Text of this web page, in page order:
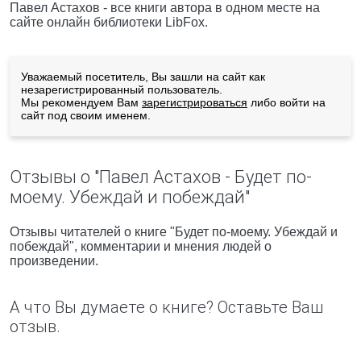
Павел Астахов - все книги автора в одном месте на
сайте онлайн библиотеки LibFox.
Уважаемый посетитель, Вы зашли на сайт как
незарегистрированный пользователь.
Мы рекомендуем Вам зарегистрироваться либо войти на
сайт под своим именем.
Отзывы о "Павел Астахов - Будет по-
моему. Убеждай и побеждай"
Отзывы читателей о книге "Будет по-моему. Убеждай и
побеждай", комментарии и мнения людей о
произведении.
А что Вы думаете о книге? Оставьте Ваш
отзыв.